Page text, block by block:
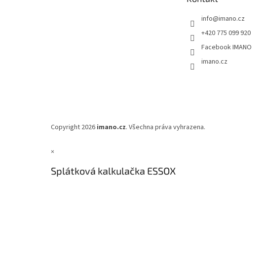
info@imano.cz
+420 775 099 920
Facebook IMANO
imano.cz
Copyright 2026 imano.cz. Všechna práva vyhrazena.
×
Splátková kalkulačka ESSOX